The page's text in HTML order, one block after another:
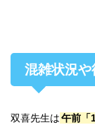
混雑状況
双喜先生は午前「